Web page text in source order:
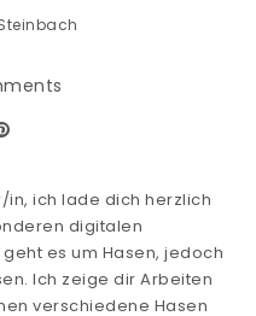
ich lade dich herzlich
digitalen
es um Hasen, jedoch
Ich zeige dir Arbeiten
verschiedene Hasen